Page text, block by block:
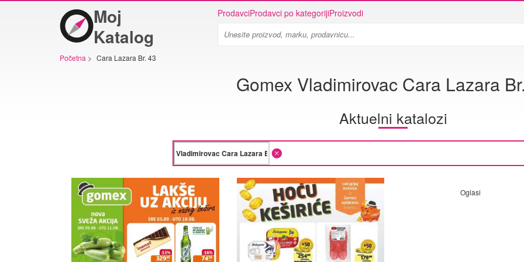
Moj
Katalog
ProdavciProdavci po kategorijiProizvodi
Početna > Cara Lazara Br. 43
Gomex Vladimirovac Cara Lazara
Aktuelni katalozi
Oglasi